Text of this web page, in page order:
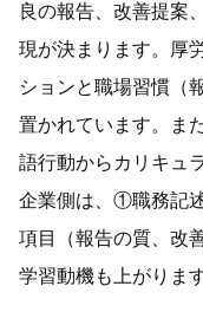
良の報告、改善提案
現が決まります。厚
ションと職場習慣（
置かれています。ま
語行動からカリキュ
企業側は、①職務記
項目（報告の質、改
学習動機も上がります